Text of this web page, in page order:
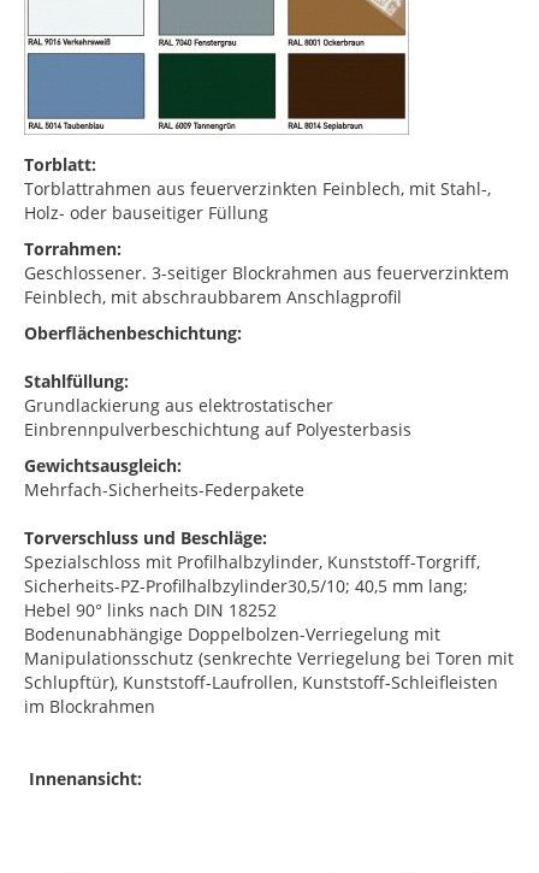
Torblatt:
Torblattrahmen aus feuerverzinkten Feinblech, mit Stahl-,
Holz- oder bauseitiger Füllung
Torrahmen:
Geschlossener. 3-seitiger Blockrahmen aus feuerverzinktem
Feinblech, mit abschraubbarem Anschlagprofil
Oberflächenbeschichtung:
Stahlfüllung:
Grundlackierung aus elektrostatischer
Einbrennpulverbeschichtung auf Polyesterbasis
Gewichtsausgleich:
Mehrfach-Sicherheits-Federpakete
Torverschluss und Beschläge:
Spezialschloss mit Profilhalbzylinder, Kunststoff-Torgriff,
Sicherheits-PZ-Profilhalbzylinder30,5/10; 40,5 mm lang;
Hebel 90° links nach DIN 18252
Bodenunabhängige Doppelbolzen-Verriegelung mit
Manipulationsschutz (senkrechte Verriegelung bei Toren mit
Schlupftür), Kunststoff-Laufrollen, Kunststoff-Schleifleisten
im Blockrahmen
Innenansicht: